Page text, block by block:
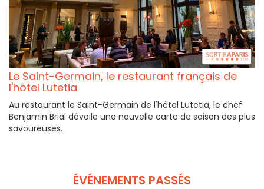
Le Saint-Germain, le restaurant français de
l'hôtel Lutetia
Au restaurant le Saint-Germain de l'hôtel Lutetia, le chef
Benjamin Brial dévoile une nouvelle carte de saison des plus
savoureuses.
ÉVÉNEMENTS PASSÉS